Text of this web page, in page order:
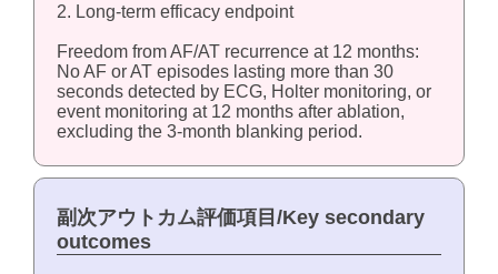
2. Long-term efficacy endpoint
Freedom from AF/AT recurrence at 12 months:
No AF or AT episodes lasting more than 30
seconds detected by ECG, Holter monitoring, or
event monitoring at 12 months after ablation,
excluding the 3-month blanking period.
副次アウトカム評価項目/Key secondary
outcomes